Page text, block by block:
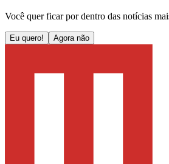
Você quer ficar por dentro das notícias
Eu quero! Agora não